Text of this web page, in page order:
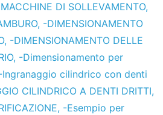
DI SOLLEVAMENTO,
, -DIMENSIONAMENTO
, -DIMENSIONAMENTO DELLE
, -Dimensionamento per
Ingranaggio cilindrico con denti
CILINDRICO A DENTI DRITTI,
, -Esempio per